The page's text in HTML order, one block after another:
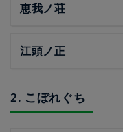
恵我ノ荘
江頭ノ正
2. こぼれぐち